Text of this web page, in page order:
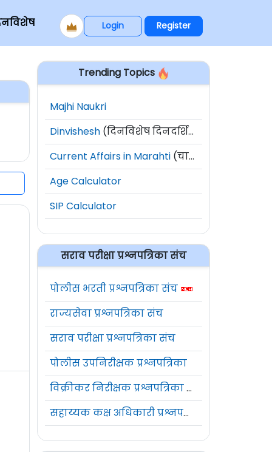
Login Register
Trending Topics
Majhi Naukri
Dinvishesh (दिनविशेष दिनदर्शिका)
Current Affairs in Marahti (चालू घडामोडी)
Age Calculator
SIP Calculator
सराव परीक्षा प्रश्नपत्रिका संच
पोलीस भरती प्रश्नपत्रिका संच
राज्यसेवा प्रश्नपत्रिका संच
सराव परीक्षा प्रश्नपत्रिका संच
पोलीस उपनिरीक्षक प्रश्नपत्रिका
विक्रीकर निरीक्षक प्रश्नपत्रिका संच
सहाय्यक कक्ष अधिकारी प्रश्नपत्रिका संच